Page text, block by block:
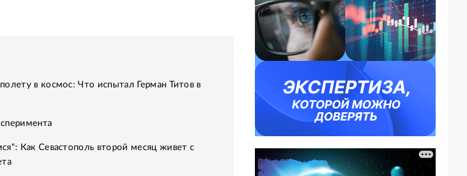
в космос: Что испытал Герман Титов в
Как Севастополь второй месяц живет с